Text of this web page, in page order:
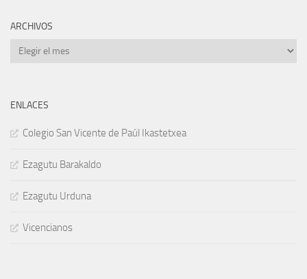
ARCHIVOS
Archivos
ENLACES
Colegio San Vicente de Paúl Ikastetxea
Ezagutu Barakaldo
Ezagutu Urduna
Vicencianos